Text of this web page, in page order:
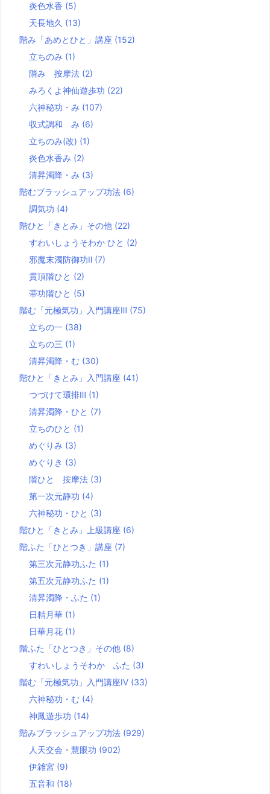
炎色水香 (5)
天長地久 (13)
階み「あめとひと」講座 (152)
立ちのみ (1)
階み 按摩法 (2)
みろくよ神仙遊歩功 (22)
六神秘功・み (107)
収式調和 み (6)
立ちのみ(改) (1)
炎色水香み (2)
清昇濁降・み (3)
階むブラッシュアップ功法 (6)
調気功 (4)
階ひと「きとみ」その他 (22)
すわいしょうそわか ひと (2)
邪魔末濁防御功Ⅱ (7)
貫頂階ひと (2)
帯功階ひと (5)
階む「元極気功」入門講座Ⅲ (75)
立ちの一 (38)
立ちの三 (1)
清昇濁降・む (30)
階ひと「きとみ」入門講座 (41)
つづけて環排Ⅲ (1)
清昇濁降・ひと (7)
立ちのひと (1)
めぐりみ (3)
めぐりき (3)
階ひと 按摩法 (3)
第一次元静功 (4)
六神秘功・ひと (3)
階ひと「きとみ」上級講座 (6)
階ふた「ひとつき」講座 (7)
第三次元静功ふた (1)
第五次元静功ふた (1)
清昇濁降・ふた (1)
日精月華 (1)
日華月花 (1)
階ふた「ひとつき」その他 (8)
すわいしょうそわか ふた (3)
階む「元極気功」入門講座Ⅳ (33)
六神秘功・む (4)
神鳳遊歩功 (14)
階みブラッシュアップ功法 (929)
人天交会・慧眼功 (902)
伊雑宮 (9)
五音和 (18)